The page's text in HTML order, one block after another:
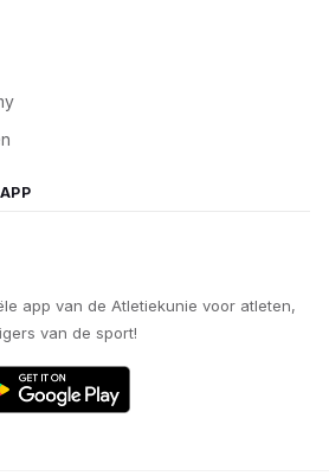
app van de Atletiekunie voor atleten,
van de sport!